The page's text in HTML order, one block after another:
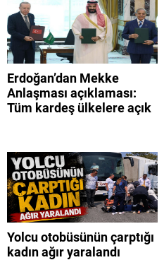
Erdoğan’dan Mekke
Anlaşması açıklaması:
Tüm kardeş ülkelere açık
Yolcu otobüsünün çarptığı
kadın ağır yaralandı